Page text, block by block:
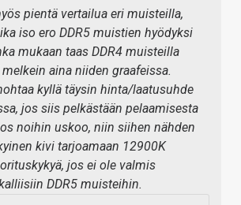
pientä vertailua eri muisteilla,
iso ero DDR5 muistien hyödyksi
mukaan taas DDR4 muisteilla
aina niiden graafeissa.
kyllä täysin hinta/laatusuhde
jos siis pelkästään pelaamisesta
noihin uskoo, niin siihen nähden
kivi tarjoamaan 12900K
jos ei ole valmis
DDR5 muisteihin.